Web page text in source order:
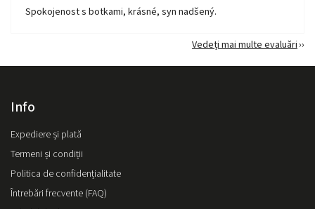
Spokojenost s botkami, krásné, syn nadšený.
Vedeți mai multe evaluări
Info
Expediere și plată
Termeni și condiții
Politica de confidențialitate
Întrebări frecvente (FAQ)